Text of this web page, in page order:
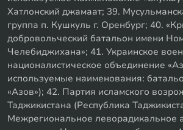
Хатлонский джамаат; 39.
группа п. Кушкуль г. Оренбург; 40.
добровольческий батальон имени
Челебиджихана»; 41. Украинское
националистическое объединение
используемые наименования:
«Азов»); 42. Партия исламского
Таджикистана (Республика
Межрегиональное леворадикальное